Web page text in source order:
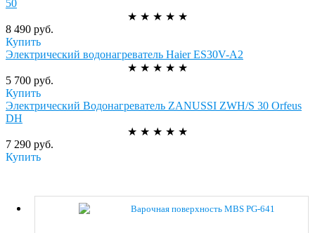
50
★ ★ ★ ★ ★
8 490 руб.
Купить
Электрический водонагреватель Haier ES30V-A2
★ ★ ★ ★ ★
5 700 руб.
Купить
Электрический Водонагреватель ZANUSSI ZWH/S 30 Orfeus
DH
★ ★ ★ ★ ★
7 290 руб.
Купить
Варочная поверхность MBS PG-641